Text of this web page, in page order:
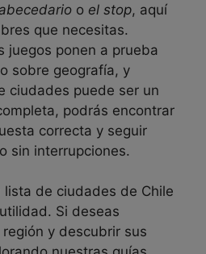
o el stop, aquí
que necesitas.
juegos ponen a prueba
sobre geografía, y
ciudades puede ser un
podrás encontrar
correcta y seguir
sin interrupciones.
lista de ciudades de Chile
Si deseas
y descubrir sus